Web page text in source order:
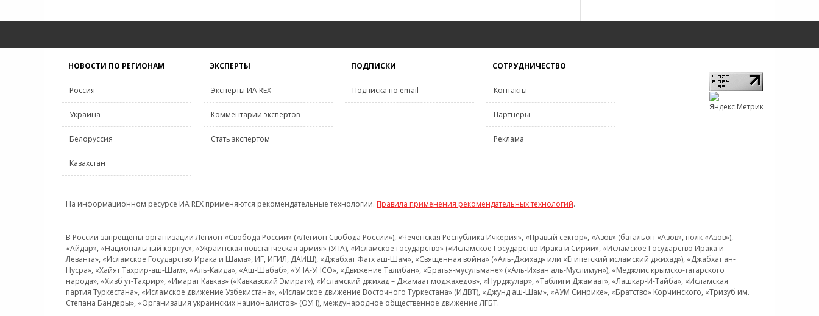
НОВОСТИ ПО РЕГИОНАМ
Россия
Украина
Белоруссия
Казахстан
ЭКСПЕРТЫ
Эксперты ИА REX
Комментарии экспертов
Стать экспертом
ПОДПИСКИ
Подписка по email
СОТРУДНИЧЕСТВО
Контакты
Партнёры
Реклама
На информационном ресурсе ИА REX применяются рекомендательные технологии. Правила применения рекомендательных технологий.
В России запрещены организации Легион «Свобода России» («Легион Свобода России»), «Чеченская Республика Ичкерия», «Правый сектор», «Азов» (батальон «Азов», полк «Азов»),
«Айдар», «Национальный корпус», «Украинская повстанческая армия» (УПА), «Исламское государство» («Исламское Государство Ирака и Сирии», «Исламское Государство Ирака и
Леванта», «Исламское Государство Ирака и Шама», ИГ, ИГИЛ, ДАИШ), «Джабхат Фатх аш-Шам», «Священная война» («Аль-Джихад» или «Египетский исламский джихад»), «Джабхат ан-
Нусра», «Хайят Тахрир-аш-Шам», «Аль-Каида», «Аш-Шабаб», «УНА-УНСО», «Движение Талибан», «Братья-мусульмане» («Аль-Ихван аль-Муслимун»), «Меджлис крымско-татарского
народа», «Хизб ут-Тахрир», «Имарат Кавказ» («Кавказский Эмират»), «Исламский джихад – Джамаат моджахедов», «Нурджулар», «Таблиги Джамаат», «Лашкар-И-Тайба», «Исламская
партия Туркестана», «Исламское движение Узбекистана», «Исламское движение Восточного Туркестана» (ИДВТ), «Джунд аш-Шам», «АУМ Синрике», «Братство» Корчинского, «Тризуб им.
Степана Бандеры», «Организация украинских националистов» (ОУН), международное общественное движение ЛГБТ.